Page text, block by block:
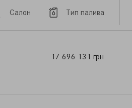
Салон Тип палива
17 696 131 грн